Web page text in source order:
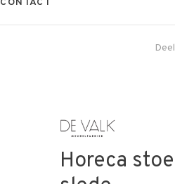
CONTACT
Horeca